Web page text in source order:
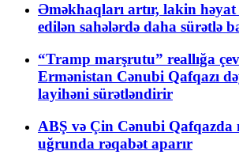
Əməkhaqları artır, lakin həyat
edilən sahələrdə daha sürətlə
“Tramp marşrutu” reallığa
Ermənistan Cənubi Qafqazı
layihəni sürətləndirir
ABŞ və Çin Cənubi
uğrunda rəqabət aparır